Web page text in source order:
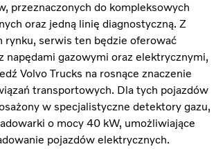
przeznaczonych do kompleksowych
oraz jedną linię diagnostyczną. Z
rynku, serwis ten będzie oferować
napędami gazowymi oraz elektrycznymi,
Volvo Trucks na rosnące znaczenie
transportowych. Dla tych pojazdów
w specjalistyczne detektory gazu,
o mocy 40 kW, umożliwiające
pojazdów elektrycznych.